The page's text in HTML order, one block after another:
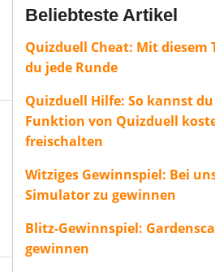
Beliebteste Artikel
Quizduell Cheat: Mit diesem
du jede Runde
Quizduell Hilfe: So kannst
Funktion von Quizduell
freischalten
Witziges Gewinnspiel: Bei
Simulator zu gewinnen
Blitz-Gewinnspiel:
gewinnen